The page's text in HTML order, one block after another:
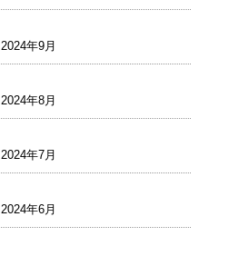
2024年9月
2024年8月
2024年7月
2024年6月